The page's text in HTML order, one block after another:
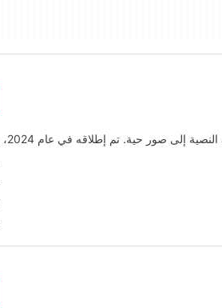
AIDesign هو تطبيق ويب مبتكر متخصص في تحويل الأوصاف النصية إلى صور حية. تم إطلاقه في عام 2024،